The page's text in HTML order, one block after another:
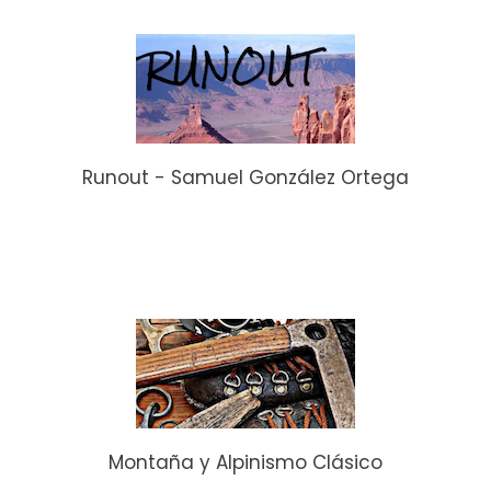
Runout - Samuel González Ortega
Montaña y Alpinismo Clásico